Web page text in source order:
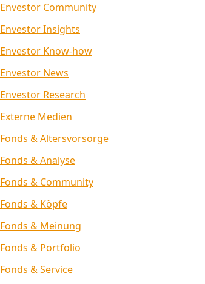
Envestor Community
Envestor Insights
Envestor Know-how
Envestor News
Envestor Research
Externe Medien
Fonds & Altersvorsorge
Fonds & Analyse
Fonds & Community
Fonds & Köpfe
Fonds & Meinung
Fonds & Portfolio
Fonds & Service